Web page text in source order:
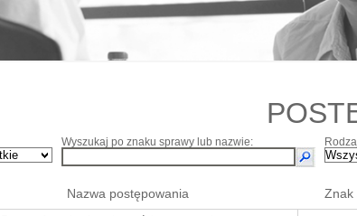
Wyszukaj po znaku sprawy lub nazwie:
Nazwa postępowania Znak